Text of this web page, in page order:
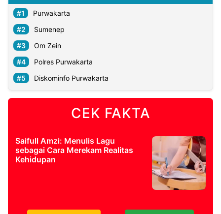
Purwakarta
Sumenep
Om Zein
Polres Purwakarta
Diskominfo Purwakarta
CEK FAKTA
Saifull Amzi: Menulis Lagu
sebagai Cara Merekam Realitas
Kehidupan